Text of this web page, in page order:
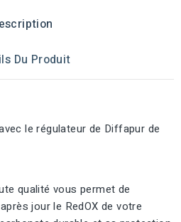
Du Produit
le régulateur de Diffapur de
qualité vous permet de
jour le RedOX de votre